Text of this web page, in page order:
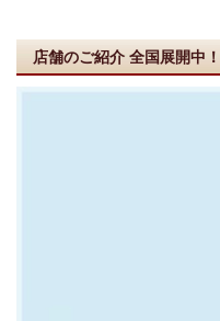
店舗のご紹介 全国展開中！